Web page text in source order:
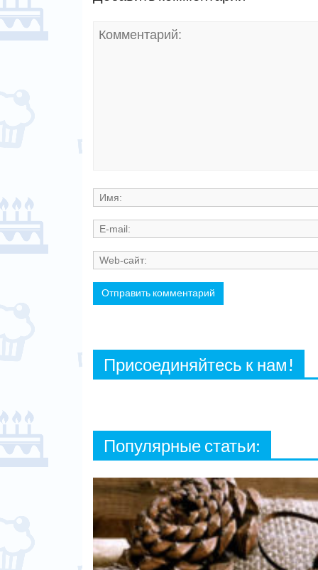
Присоединяйтесь к нам!
Популярные статьи: